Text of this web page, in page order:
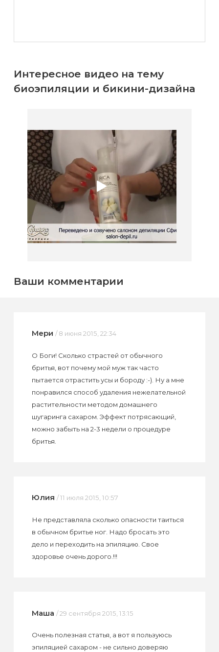
Интересное видео на тему
биоэпиляции и бикини-дизайна
Ваши комментарии
Мери / 8 июня 2015, 22:34
О Боги! Сколько страстей от обычного
бритья, вот почему мой муж так часто
пытается отрастить усы и бороду :-). Ну а мне
понравился способ удаления нежелательной
растительности методом домашнего
шугаринга сахаром. Эффект потрясающий,
можно забыть на 2-3 недели о процедуре
бритья.
Юлия / 11 июля 2015, 10:57
Не представляла сколько опасности таиться
в обычном бритье ног. Надо бросать это
дело и переходить на эпиляцию. Свое
здоровье очень дорого.!!!
Маша / 29 сентября 2015, 13:15
Очень полезная статья, а вот я пользуюсь
эпиляцией сахаром - не сильно доверяю